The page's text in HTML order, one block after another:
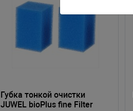
Губка тонкой очистки
JUWEL bioPlus fine Filter